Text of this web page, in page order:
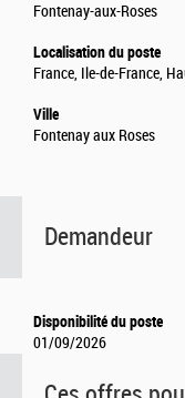
Fontenay-aux-Roses
Localisation du poste
France, Ile-de-France,
Ville
Fontenay aux Roses
Demandeur
Disponibilité du poste
01/09/2026